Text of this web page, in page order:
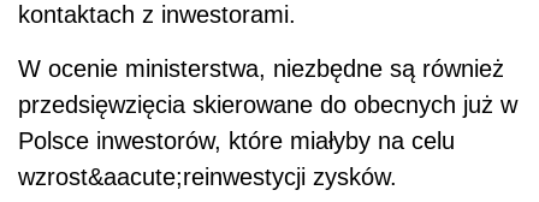
kontaktach z inwestorami.
W ocenie ministerstwa, niezbędne są również
przedsięwzięcia skierowane do obecnych już w
Polsce inwestorów, które miałyby na celu
wzrost&aacute;reinwestycji zysków.